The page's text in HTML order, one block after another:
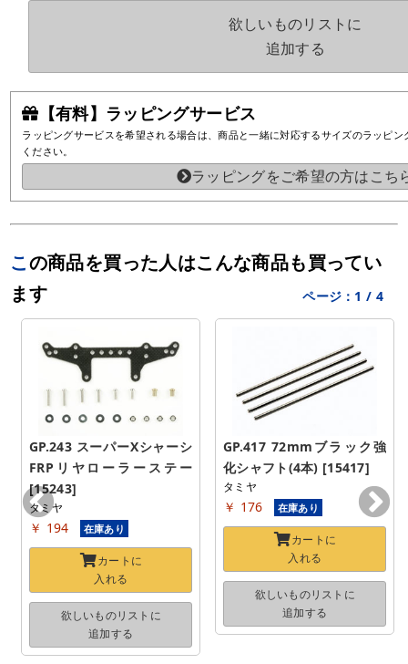
【有料】ラッピングサービス
ラッピングサービスを希望される場合は、商品と一緒に対応するサイズのラッピ
ください。
ラッピングをご希望の方はこち
欲しいものリストに
追加する
この商品を買った人はこんな商品も買ってい
ます
ページ： 1 / 4
GP.243 スーパーXシャーシ
FRPリヤローラーステー
[15243]
タミヤ
￥ 194 在庫あり
カートに
入れる
欲しいものリストに
追加する
GP.417 72mmブラック強
化シャフト(4本) [15417]
タミヤ
￥ 176 在庫あり
カートに
入れる
欲しいものリストに
追加する